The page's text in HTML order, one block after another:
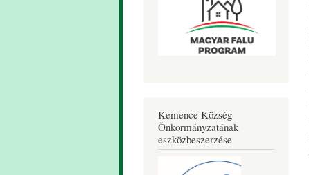
Kemence Község
Önkormányzatának
eszközbeszerzése